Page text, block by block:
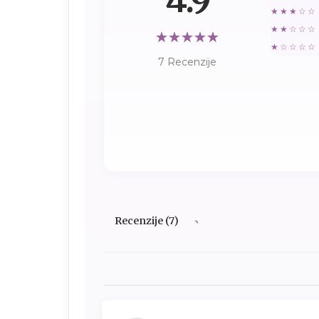
7 Recenzije
★★★☆☆
★★☆☆☆
★☆☆☆☆
Recenzije (7)